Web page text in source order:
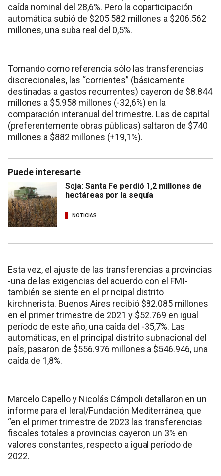
caída nominal del 28,6%. Pero la coparticipación
automática subió de $205.582 millones a $206.562
millones, una suba real del 0,5%.
Tomando como referencia sólo las transferencias
discrecionales, las “corrientes” (básicamente
destinadas a gastos recurrentes) cayeron de $8.844
millones a $5.958 millones (-32,6%) en la
comparación interanual del trimestre. Las de capital
(preferentemente obras públicas) saltaron de $740
millones a $882 millones (+19,1%).
Puede interesarte
Soja: Santa Fe perdió 1,2 millones de
hectáreas por la sequía
NOTICIAS
Esta vez, el ajuste de las transferencias a provincias
-una de las exigencias del acuerdo con el FMI-
también se siente en el principal distrito
kirchnerista. Buenos Aires recibió $82.085 millones
en el primer trimestre de 2021 y $52.769 en igual
período de este año, una caída del -35,7%. Las
automáticas, en el principal distrito subnacional del
país, pasaron de $556.976 millones a $546.946, una
caída de 1,8%.
Marcelo Capello y Nicolás Cámpoli detallaron en un
informe para el Ieral/Fundación Mediterránea, que
“en el primer trimestre de 2023 las transferencias
fiscales totales a provincias cayeron un 3% en
valores constantes, respecto a igual período de
2022.